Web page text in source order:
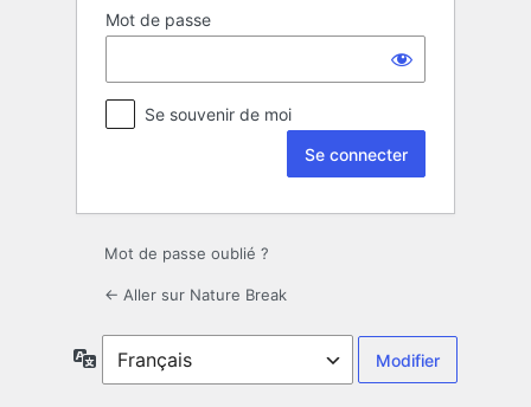
Mot de passe
Se souvenir de moi
Mot de passe oublié ?
← Aller sur Nature Break
Langue